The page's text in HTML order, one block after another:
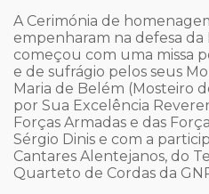
A Cerimónia de
empenharam na defesa
começou com uma missa
e de sufrágio pelos seus
Maria de Belém (Mosteiro
por Sua Excelência
Forças Armadas e das
Sérgio Dinis e com a
Cantares Alentejanos, do
Quarteto de Cordas da